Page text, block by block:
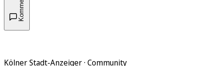
Kölner Stadt-Anzeiger · Community